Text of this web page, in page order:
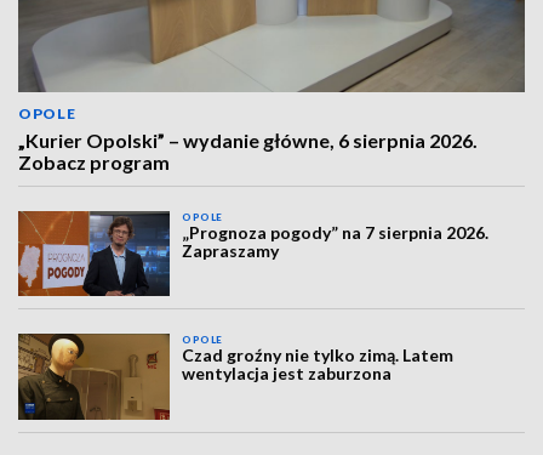
OPOLE
„Kurier Opolski” – wydanie główne, 6 sierpnia 2026.
Zobacz program
OPOLE
„Prognoza pogody” na 7 sierpnia 2026.
Zapraszamy
OPOLE
Czad groźny nie tylko zimą. Latem
wentylacja jest zaburzona